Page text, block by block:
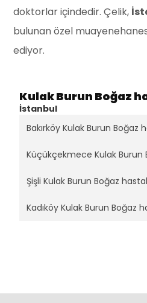
Kulak Burun Boğaz
İstanbul
Bakırköy Kulak Burun Boğaz
Küçükçekmece Kulak Burun
Şişli Kulak Burun Boğaz
Kadıköy Kulak Burun Boğaz
doktorlar içindedir. Çelik,
bulunan özel
ediyor.